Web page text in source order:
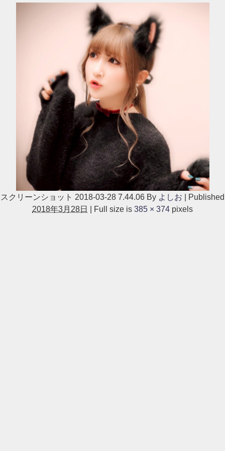
スクリーンショット 2018-03-28 7.44.06 By よしお
Published
2018年3月28日
Full size is 385 × 374 pixels